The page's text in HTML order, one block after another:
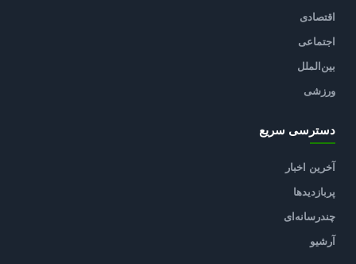
اقتصادی
اجتماعی
بین‌الملل
ورزشی
دسترسی سریع
آخرین اخبار
پربازدیدها
چندرسانه‌ای
آرشیو